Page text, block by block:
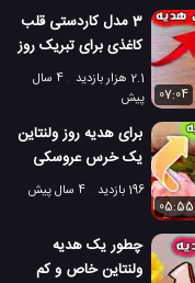
3 مدل کاردستی قلب
کاغذی برای تبریک روز
ولنتاین
2.1 هزار بازدید
4 سال
پیش
07:04
برای هدیه روز ولنتاین
یک خرس عروسکی
جالب بسازید
196 بازدید
4 سال پیش
05:55
چطور یک هدیه
ولنتاین خاص و کم